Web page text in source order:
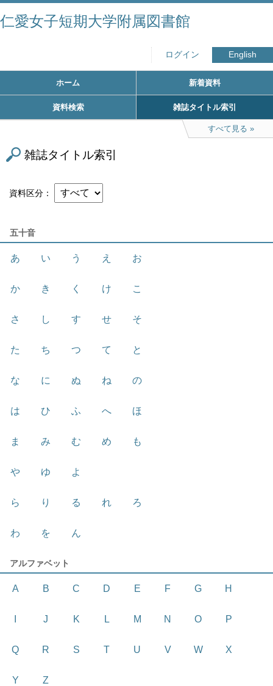
仁愛女子短期大学附属図書館
ログイン English
ホーム 新着資料
資料検索 雑誌タイトル索引
すべて見る
雑誌タイトル索引
資料区分
五十音
あ い う え お
か き く け こ
さ し す せ そ
た ち つ て と
な に ぬ ね の
は ひ ふ へ ほ
ま み む め も
や ゆ よ
ら り る れ ろ
わ を ん
アルファベット
A B C D E F G H
J K L M N O P
Q R S T U V W X
Y Z